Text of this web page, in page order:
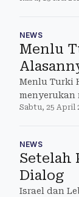
NEWS
Menlu
Menlu Turki
menyerukan
Sabtu, 25 April
NEWS
Setelah
Dialog
Israel dan